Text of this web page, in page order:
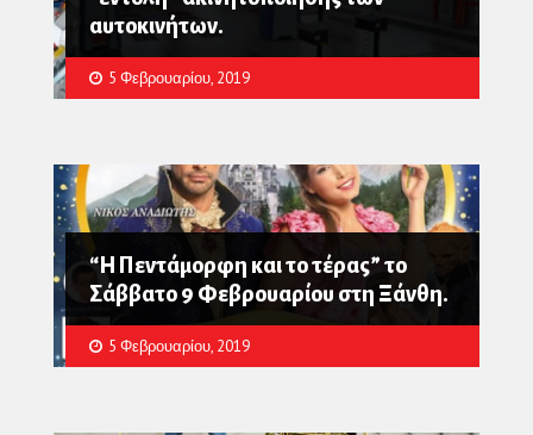
αυτοκινήτων.
5 Φεβρουαρίου, 2019
“Η Πεντάμορφη και το τέρας” το
Σάββατο 9 Φεβρουαρίου στη Ξάνθη.
5 Φεβρουαρίου, 2019